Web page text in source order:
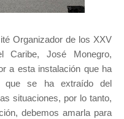
Organizador de los XXV
Caribe, José Monegro,
a esta instalación que ha
que se ha extraído del
situaciones, por lo tanto,
debemos amarla para